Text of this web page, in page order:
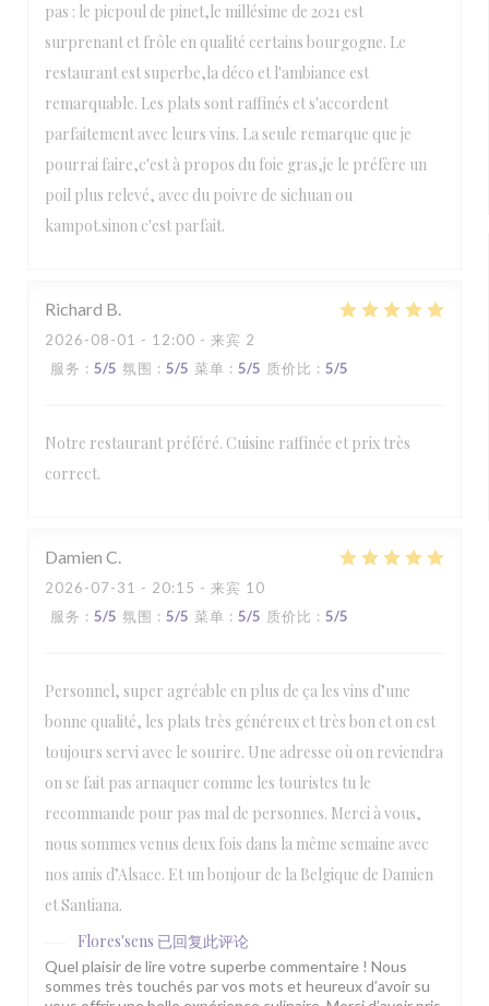
pas : le picpoul de pinet,le millésime de 2021 est
surprenant et frôle en qualité certains bourgogne. Le
restaurant est superbe,la déco et l'ambiance est
remarquable. Les plats sont raffinés et s'accordent
parfaitement avec leurs vins. La seule remarque que je
pourrai faire,c'est à propos du foie gras,je le préfère un
poil plus relevé, avec du poivre de sichuan ou
kampot.sinon c'est parfait.
Richard B
2026-08-01 - 12:00 - 来宾 2
服务 : 5/5 氛围 : 5/5 菜单 : 5/5 质价比 : 5/5
Notre restaurant préféré. Cuisine raffinée et prix très
correct.
Damien C
2026-07-31 - 20:15 - 来宾 10
服务 : 5/5 氛围 : 5/5 菜单 : 5/5 质价比 : 5/5
Personnel, super agréable en plus de ça les vins d’une
bonne qualité, les plats très généreux et très bon et on est
toujours servi avec le sourire. Une adresse où on reviendra
on se fait pas arnaquer comme les touristes tu le
recommande pour pas mal de personnes. Merci à vous,
nous sommes venus deux fois dans la même semaine avec
nos amis d’Alsace. Et un bonjour de la Belgique de Damien
et Santiana.
Flores'sens 已回复此评论
Quel plaisir de lire votre superbe commentaire ! Nous
sommes très touchés par vos mots et heureux d’avoir su